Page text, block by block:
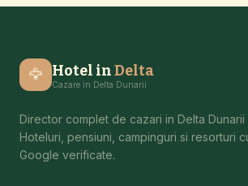
🦅 Hotel inDelta
Cazare in Delta Dunarii
Director complet de cazari in Delta Dunarii
Hoteluri, pensiuni, campinguri si resorturi
Google verificate.